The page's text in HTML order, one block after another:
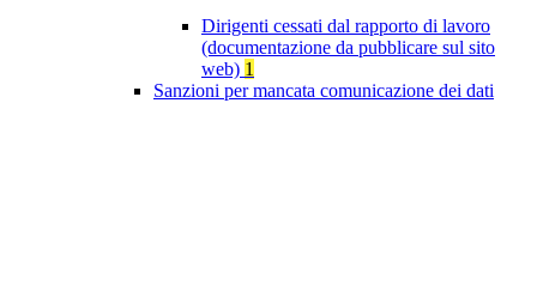
Dirigenti cessati dal rapporto di lavoro
(documentazione da pubblicare sul sito
web) 1
Sanzioni per mancata comunicazione dei dati